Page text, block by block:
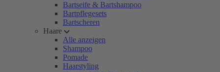
Bartseife & Bartshampoo
Bartpflegesets
Bartscheren
Haare
Alle anzeigen
Shampoo
Pomade
Haarstyling